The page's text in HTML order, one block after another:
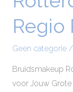
Regio
Geen categorie/
Bruidsmakeup
voor Jouw
Regio
Rotterdam